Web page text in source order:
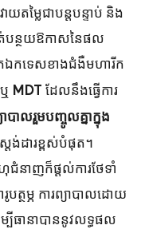
តម្លៃជាបន្តបន្ទាប់ និង
ត់បន្ថយឱកាសនៃផល
ឯកទេសខាងជំងឺមហារីក
ឬ MDT ដែលនឹងធ្វើការ
បាលរួមបញ្ចូលគ្នាក្នុង
តង់ដារខ្ពស់បំផុត។
ហុជំនាញក៏ផ្តល់ការថែទាំ
ថម្ភ ការព្យាបាលដោយ
ម្បីធានាបាននូវលទ្ធផល